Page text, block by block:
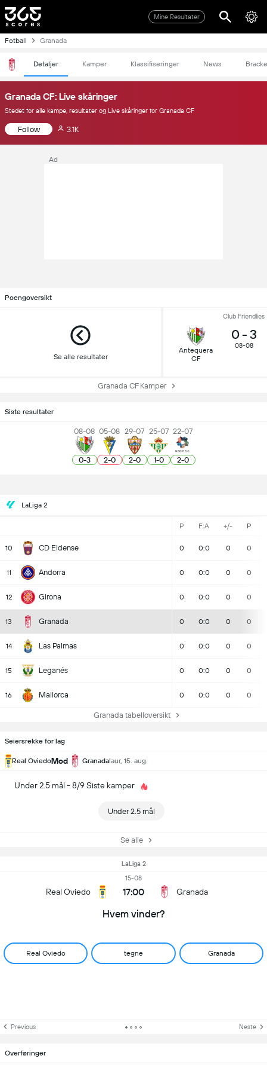
Mine Resultater
Fotball Granada
Detaljer Kamper Klassifiseringer News
Granada CF: Live skåringer
Stedet for alle kampe, resultater og Live skåringer for Granada CF
Follow 3.1K
Ad
Poengoversikt
Se alle resultater
Club Friendlies
Antequera
CF
0- 3
08-08
Granada CF Kamper
Siste resultater
08-08
0-3
05-08
2-0
29-07
2-0
25-07
1-0
22-07
2-0
LaLiga 2
P F:A +/- P
10 CD Eldense 0 0:0 0 0
11 Andorra 0 0:0 0 0
12 Girona 0 0:0 0 0
13 Granada 0 0:0 0 0
14 Las Palmas 0 0:0 0 0
15 Leganés 0 0:0 0 0
16 Mallorca 0 0:0 0 0
Granada tabelloversikt
Seiersrekke for lag
Real OviedoMod Granadalaur, 15. aug.
Under 2.5 mål - 8/9 Siste kamper
Under 2.5 mål
Se alle
LaLiga 2
Real Oviedo
15-08
17:00 Granada
Hvem vinder?
Real Oviedo tegne Granada
Previous Neste
Overføringer